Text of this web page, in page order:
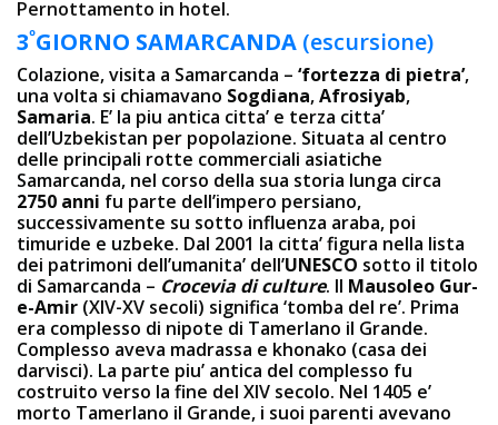
Pernottamento in hotel.
3ºGIORNO SAMARCANDA (escursione)
Colazione, visita a Samarcanda – ‘fortezza di pietra’,
una volta si chiamavano Sogdiana,Afrosiyab,
Samaria. E’ la piu antica citta’ e terza citta’
dell’Uzbekistan per popolazione. Situata al centro
delle principali rotte commerciali asiatiche
Samarcanda, nel corso della sua storia lunga circa
2750 anni fu parte dell’impero persiano,
successivamente su sotto influenza araba, poi
timuride e uzbeke. Dal 2001 la citta’ figura nella lista
dei patrimoni dell’umanita’ dell’UNESCO sotto il titolo
di Samarcanda – Crocevia di culture. Il Mausoleo Gur-
e-Amir (XIV-XV secoli) significa ‘tomba del re’. Prima
era complesso di nipote di Tamerlano il Grande.
Complesso aveva madrassa e khonako (casa dei
darvisci). La parte piu’ antica del complesso fu
costruito verso la fine del XIV secolo. Nel 1405 e’
morto Tamerlano il Grande, i suoi parenti avevano